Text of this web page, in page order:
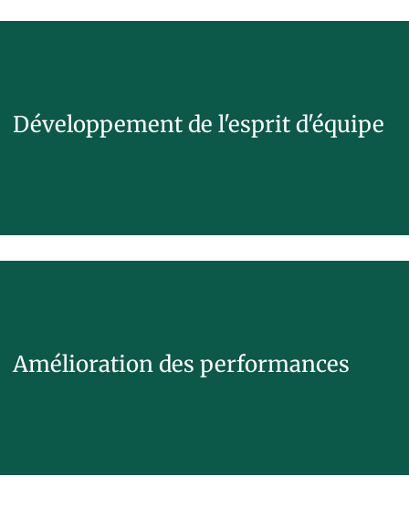
Développement de l'esprit d'équipe
Amélioration des performances